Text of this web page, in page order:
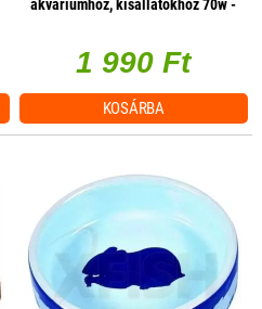
akváriumhoz, kisállatokhoz 70w -
1 990 Ft
KOSÁRBA